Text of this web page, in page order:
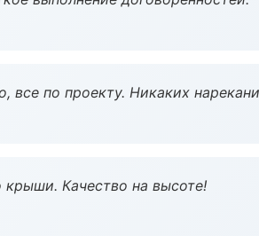
все по проекту. Никаких
Качество на высоте!